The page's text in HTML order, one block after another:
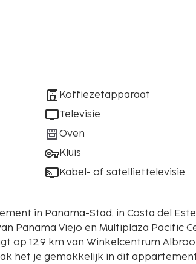
Koffiezetapparaat
Televisie
Oven
Kluis
Kabel- of satelliettelevisie
in Panama-Stad, in Costa del
Panama Viejo en Multiplaza Pacific
het je gemakkelijk in dit